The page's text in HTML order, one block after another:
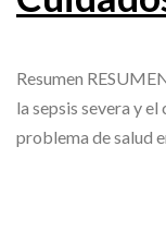
Resumen
la sepsis severa y
problema de salud